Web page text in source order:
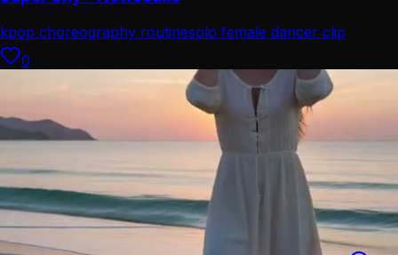
kpop choreography routinesolo female dancer clip
0